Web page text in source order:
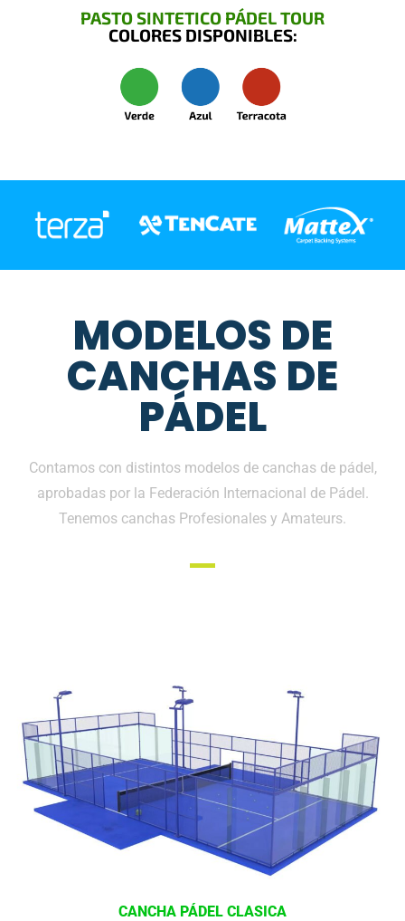
PASTO SINTETICO PÁDEL TOUR
COLORES DISPONIBLES:
MODELOS DE
CANCHAS DE
PÁDEL
Contamos con distintos modelos de canchas de pádel,
aprobadas por la Federación Internacional de Pádel.
Tenemos canchas Profesionales y Amateurs.
CANCHA PÁDEL CLASICA